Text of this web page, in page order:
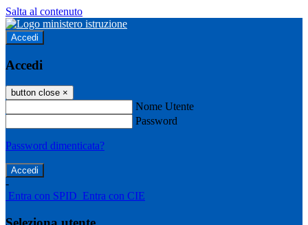
Salta al contenuto
Accedi
Accedi
button close ×
Nome Utente
Password
Password dimenticata?
-
Entra con SPID Entra con CIE